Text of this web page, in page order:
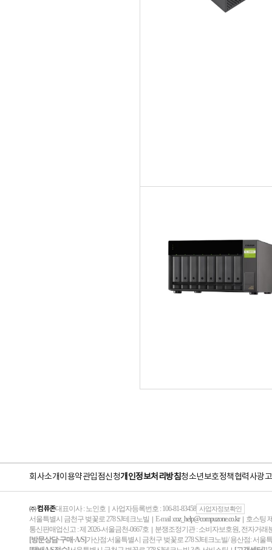
회사소개이용약관입점신청개인정보처리방침청소년보호정책협력사광
㈜ 컴퓨존대표이사 : 노인호 ｜ 사업자등록번호 : 106-81-83458 사업자정보확인
서울특별시 금천구 벚꽃로 278 SJ테크노빌 ｜ E-mail :coz_help@compuzone.co.kr｜ 호스팅
통신판매업신고 : 제 2026-서울금천-0667호 ｜ 분쟁조정기관 : 소비자보호원, 전자거래
[방문상담·구매·A/S]가산점:서울특별시 금천구 벚꽃로 278 SJ테크노빌/ 용산점: 서울